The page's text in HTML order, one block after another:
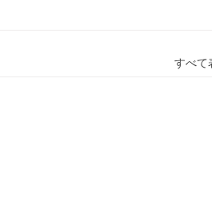
すべて